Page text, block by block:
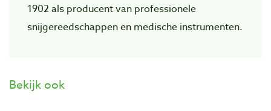
1902 als producent van professionele
snijgereedschappen en medische instrumenten.
Bekijk ook